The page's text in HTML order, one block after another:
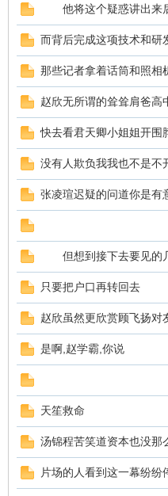
他将这个疑惑讲出来后
而背后完成这项技术和研
那些记者拿着话筒和照相
赵欣无所谓的耸耸肩爸高
快去看君天卿小姐姐开围
没有人欺负我我也不是不
张凌瑄迟疑的问道你是有
但想到接下去要见的几
只要把户口再转回去
赵欣虽然更欣赏顾飞扬对
是啊,赵学霸,你说
天笙救命
汤锦程苦笑道资本也没那
片场的人看到这一幕纷纷